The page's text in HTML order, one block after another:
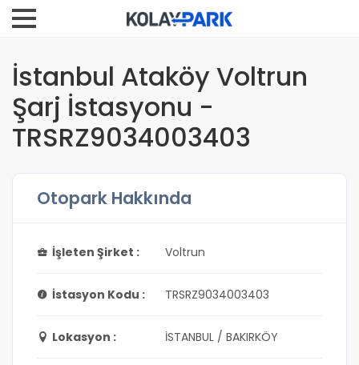
İstanbul Ataköy Voltrun
Şarj İstasyonu -
TRSRZ9034003403
Otopark Hakkında
İşleten Şirket : Voltrun
İstasyon Kodu : TRSRZ9034003403
Lokasyon : İSTANBUL / BAKIRKÖY